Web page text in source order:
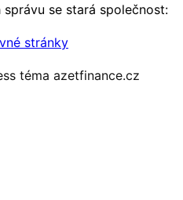
se stará společnost:
téma azetfinance.cz